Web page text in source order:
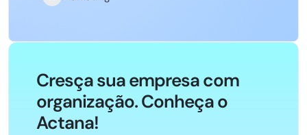
Cresça sua empresa com
organização. Conheça o
Actana!